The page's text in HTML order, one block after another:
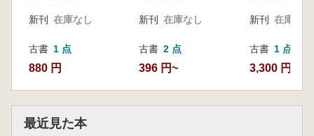
新刊 在庫なし
古書 1 点
880 円
新刊 在庫なし
古書 2 点
396 円~
新刊 在庫なし
古書 1 点
3,300 円
最近見た本